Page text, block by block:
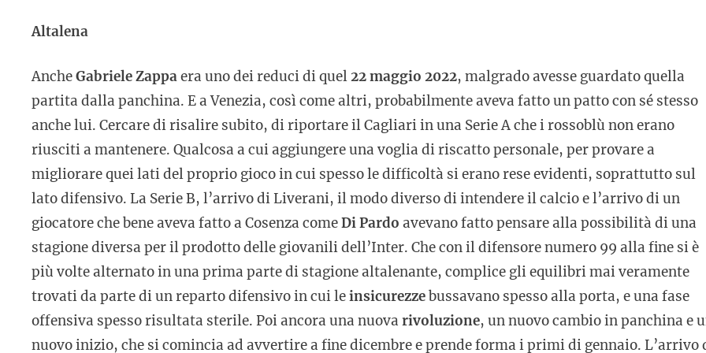
Altalena
AncheGabriele Zappaera uno dei reduci di quel22 maggio 2022, malgrado avesse guardato quella
partita dalla panchina. E a Venezia, così come altri, probabilmente aveva fatto un patto con sé stesso
anche lui. Cercare di risalire subito, di riportare il Cagliari in una Serie A che i rossoblù non erano
riusciti a mantenere. Qualcosa a cui aggiungere una voglia di riscatto personale, per provare a
migliorare quei lati del proprio gioco in cui spesso le difficoltà si erano rese evidenti, soprattutto sul
lato difensivo. La Serie B, l’arrivo di Liverani, il modo diverso di intendere il calcio e l’arrivo di un
giocatore che bene aveva fatto a Cosenza comeDi Pardo avevano fatto pensare alla possibilità di una
stagione diversa per il prodotto delle giovanili dell’Inter. Che con il difensore numero 99 alla fine si è
più volte alternato in una prima parte di stagione altalenante, complice gli equilibri mai veramente
trovati da parte di un reparto difensivo in cui leinsicurezzebussavano spesso alla porta, e una fase
offensiva spesso risultata sterile. Poi ancora una nuova rivoluzione, un nuovo cambio in panchina e
nuovo inizio, che si comincia ad avvertire a fine dicembre e prende forma i primi di gennaio. L’arrivo